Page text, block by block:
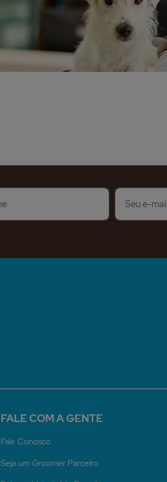
FALE COM A GENTE
Fale Conosco
Seja um Groomer Parceiro